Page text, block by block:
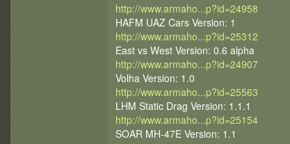
http://www.armaho...p?id=24958
HAFM UAZ Cars Version: 1
http://www.armaho...p?id=25312
East vs West Version: 0.6 alpha
http://www.armaho...p?id=24907
Volha Version: 1.0
http://www.armaho...p?id=25563
LHM Static Drag Version: 1.1.1
http://www.armaho...p?id=25154
SOAR MH-47E Version: 1.1